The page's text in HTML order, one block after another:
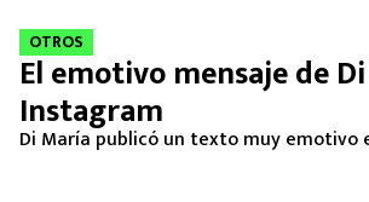
OTROS
El emotivo mensaje de
Instagram
Di María publicó un texto muy emotivo